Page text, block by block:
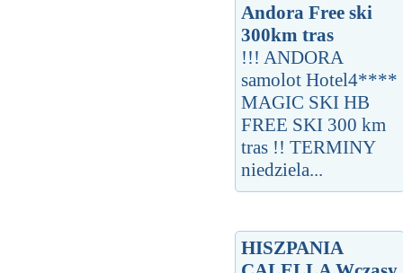
Andora Free ski
300km tras
!!! ANDORA
samolot Hotel4****
MAGIC SKI HB
FREE SKI 300 km
tras !! TERMINY
niedziela...
HISZPANIA